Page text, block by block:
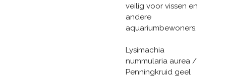
veilig voor vissen en
andere
aquariumbewoners.
Lysimachia
nummularia aurea /
Penningkruid geel